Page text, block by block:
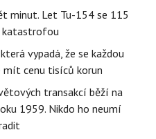
minut. Let Tu-154 se 115
katastrofou
vypadá, že se každou
mít cenu tisíců korun
transakcí běží na
1959. Nikdo ho neumí